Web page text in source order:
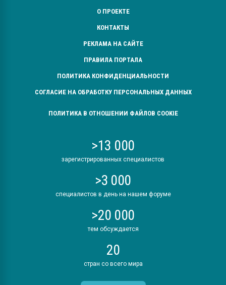
О ПРОЕКТЕ
КОНТАКТЫ
РЕКЛАМА НА САЙТЕ
ПРАВИЛА ПОРТАЛА
ПОЛИТИКА КОНФИДЕНЦИАЛЬНОСТИ
СОГЛАСИЕ НА ОБРАБОТКУ ПЕРСОНАЛЬНЫХ ДАННЫХ
ПОЛИТИКА В ОТНОШЕНИИ ФАЙЛОВ COOKIE
>13 000
зарегистрированных специалистов
>3 000
специалистов в день на нашем форуме
>20 000
тем обсуждается
20
стран со всего мира